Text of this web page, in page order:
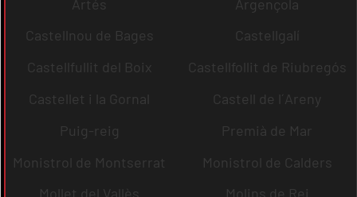
Artés
Argençola
Castellnou de Bages
Castellgalí
Castellfullit del Boix
Castellfollit de Riubregós
Castellet i la Gornal
Castell de l´Areny
Puig-reig
Premià de Mar
Monistrol de Montserrat
Monistrol de Calders
Mollet del Vallès
Molins de Rei